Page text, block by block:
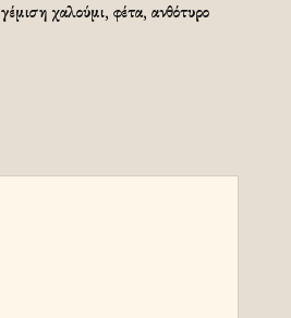
γέμιση χαλούμι, φέτα, ανθότυρο